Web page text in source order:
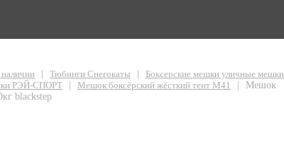
Тюбинги Снегокаты
Боксерские мешки уличные мешки
РЭЙ-СПОРТ Мешок боксёрский жёсткий тент М41
Мешок
blackstep